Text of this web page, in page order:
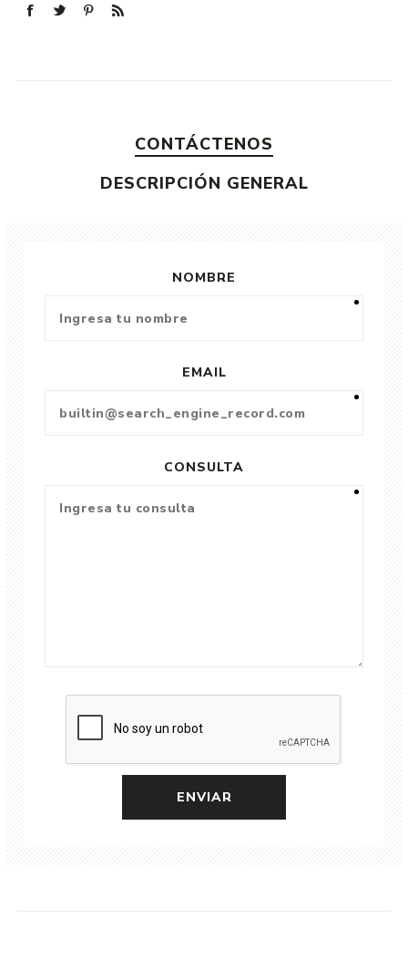
CONTÁCTENOS
DESCRIPCIÓN GENERAL
NOMBRE
EMAIL
CONSULTA